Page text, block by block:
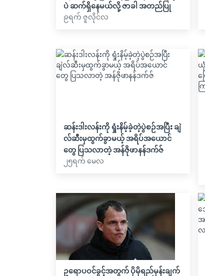
ပဲ ဆက်ရှိနေမယ်လို့ ဇာခါ အတည်ပြု
၉ရက် ဇူလိုင်လ
ဆန်းဒါးလန်းကို ရှုံးနိမ့်ခဲ့တဲ့ပွဲစဉ်အပြီး ချဲ
လ်ဆီးမှထွက်ခွာမယ့် အရိပ်အယောင်
တွေ ပြသလာတဲ့ အန်ဇိုဖာနန်ဒက်ဇ်
၂၅ရက် မေလ
ဥရောပဝင်ခွင့်အတွက် ပိုမိုရည်မှန်းချက်